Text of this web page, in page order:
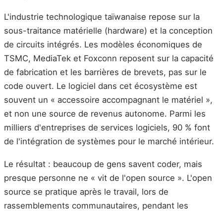
L'industrie technologique taïwanaise repose sur la
sous-traitance matérielle (hardware) et la conception
de circuits intégrés. Les modèles économiques de
TSMC, MediaTek et Foxconn reposent sur la capacité
de fabrication et les barrières de brevets, pas sur le
code ouvert. Le logiciel dans cet écosystème est
souvent un « accessoire accompagnant le matériel »,
et non une source de revenus autonome. Parmi les
milliers d'entreprises de services logiciels, 90 % font
de l'intégration de systèmes pour le marché intérieur.
Le résultat : beaucoup de gens savent coder, mais
presque personne ne « vit de l'open source ». L'open
source se pratique après le travail, lors de
rassemblements communautaires, pendant les